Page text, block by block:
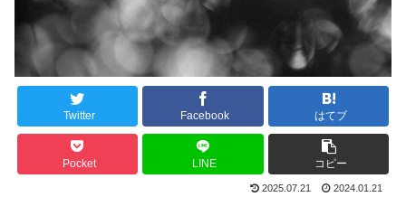
Twitter Facebook はてブ
Pocket LINE コピー
2025.07.21 2024.01.21